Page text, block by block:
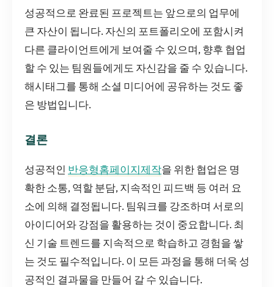
성공적으로 완료된 프로젝트는 앞으로의 업무에
큰 자산이 됩니다. 자신의 포트폴리오에 포함시켜
다른 클라이언트에게 보여줄 수 있으며, 향후 협업
할 수 있는 팀원들에게도 자신감을 줄 수 있습니다.
해시태그를 통해 소셜 미디어에 공유하는 것도 좋
은 방법입니다.
결론
성공적인 반응형홈페이지제작을 위한 협업은 명
확한 소통, 역할 분담, 지속적인 피드백 등 여러 요
소에 의해 결정됩니다. 팀워크를 강조하며 서로의
아이디어와 강점을 활용하는 것이 중요합니다. 최
신 기술 트렌드를 지속적으로 학습하고 경험을 쌓
는 것도 필수적입니다. 이 모든 과정을 통해 더욱 성
공적인 결과물을 만들어 갈 수 있습니다.